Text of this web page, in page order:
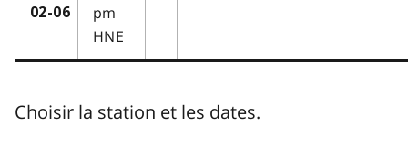
02-06
pm
HNE
Choisir la station et les dates.